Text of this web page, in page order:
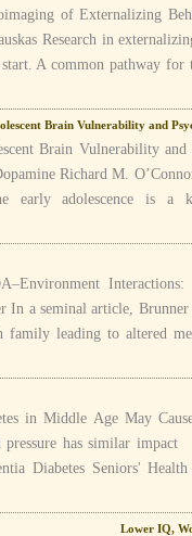
of Externalizing
Research in
A common pathway for
Brain Vulnerability and
Brain Vulnerability
Richard M.
early adolescence is a
In a seminal article,
family leading to altered
in Middle Age May
pressure has similar impact
Diabetes Seniors'
Lower IQ,